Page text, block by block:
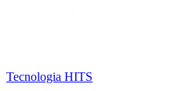
Tecnologia HITS